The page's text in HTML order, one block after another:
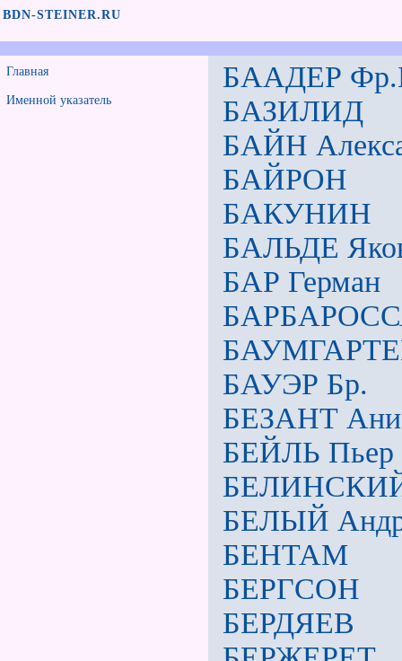
BDN-STEINER.RU
Главная
Именной указатель
БААДЕР
БАЗИЛИД
БАЙН
БАЙРОН
БАКУНИН
БАЛЬДЕ
БАР Герман
БАУЭР Бр.
БЕЗАНТ Ани
БЕЙЛЬ Пьер
БЕЛЫЙ
БЕНТАМ
БЕРГСОН
БЕРДЯЕВ